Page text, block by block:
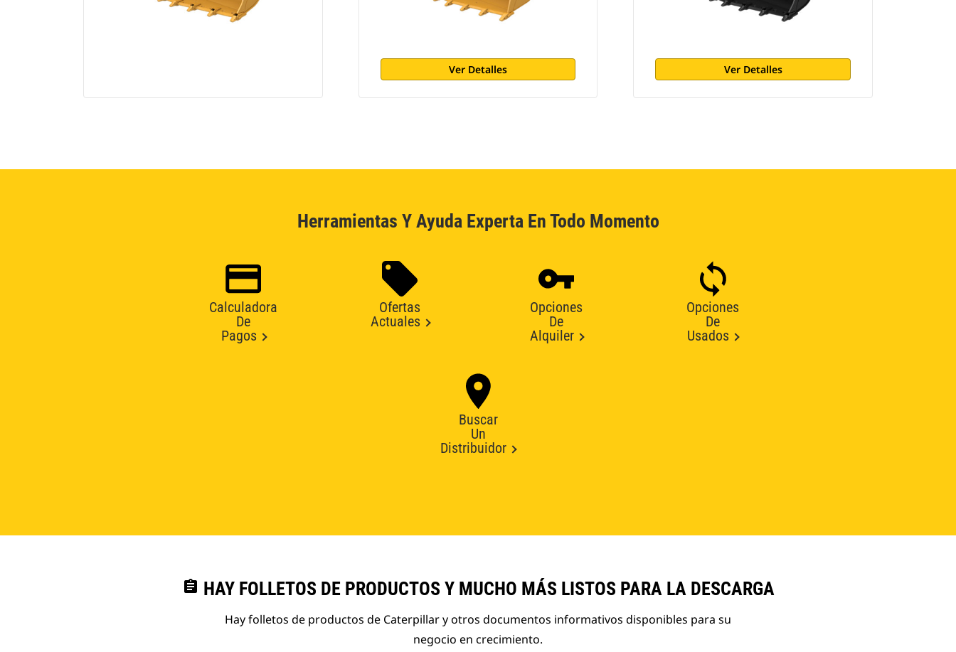
Ver Detalles Ver Detalles
Herramientas Y Ayuda Experta En Todo Momento
Calculadora
De
Pagos
Ofertas
Actuales
Opciones
De
Alquiler
Opciones
De
Usados
Buscar
Un
Distribuidor
assignment HAY FOLLETOS DE PRODUCTOS Y MUCHO MÁS LISTOS PARA LA DESCARGA
Hay folletos de productos de Caterpillar y otros documentos informativos disponibles para su
negocio en crecimiento.